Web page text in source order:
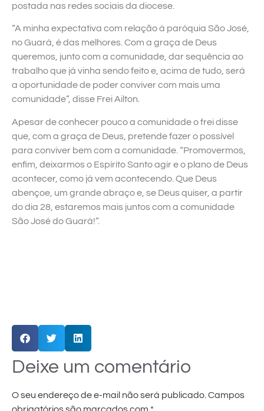
postada nas redes sociais da diocese.
“A minha expectativa com relação à paróquia São José,
no Guará, é das melhores. Com a graça de Deus
queremos, junto com a comunidade, dar sequência ao
trabalho que já vinha sendo feito e, acima de tudo, será
a oportunidade de poder conviver com mais uma
comunidade”, disse Frei Ailton.
Apesar de conhecer pouco a comunidade o frei disse
que, com a graça de Deus, pretende fazer o possível
para conviver bem com a comunidade. “Promovermos,
enfim, deixarmos o Espírito Santo agir e o plano de Deus
acontecer, como já vem acontecendo. Que Deus
abençoe, um grande abraço e, se Deus quiser, a partir
do dia 28, estaremos mais juntos com a comunidade
São José do Guará!”.
Deixe um comentário
O seu endereço de e-mail não será publicado. Campos